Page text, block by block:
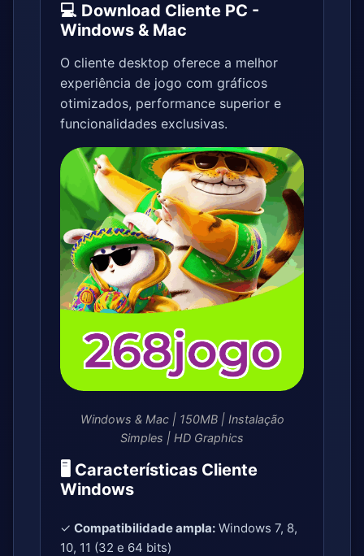
💻 Download Cliente PC -
Windows & Mac
O cliente desktop oferece a melhor
experiência de jogo com gráficos
otimizados, performance superior e
funcionalidades exclusivas.
Windows & Mac | 150MB | Instalação
Simples | HD Graphics
🖥️ Características Cliente
Windows
✓ Compatibilidade ampla: Windows 7, 8,
10, 11 (32 e 64 bits)